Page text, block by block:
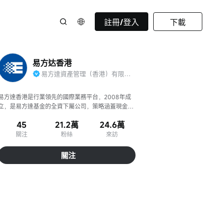
註冊/登入 下載
易方达香港
易方達資產管理（香港）有限公司官方賬號
方達香港是行業領先的國際業務平台，2008年成
，是易方達基金的全資下屬公司，策略涵蓋現金管
45
關注
21.2萬
粉絲
24.6萬
來訪
關注